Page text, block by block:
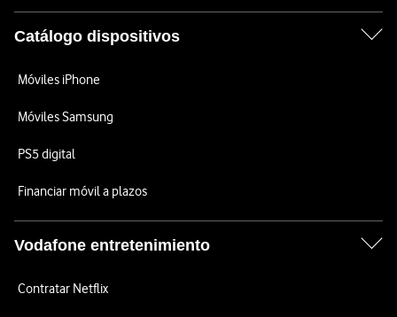
Catálogo dispositivos
Móviles iPhone
Móviles Samsung
PS5 digital
Financiar móvil a plazos
Vodafone entretenimiento
Contratar Netflix